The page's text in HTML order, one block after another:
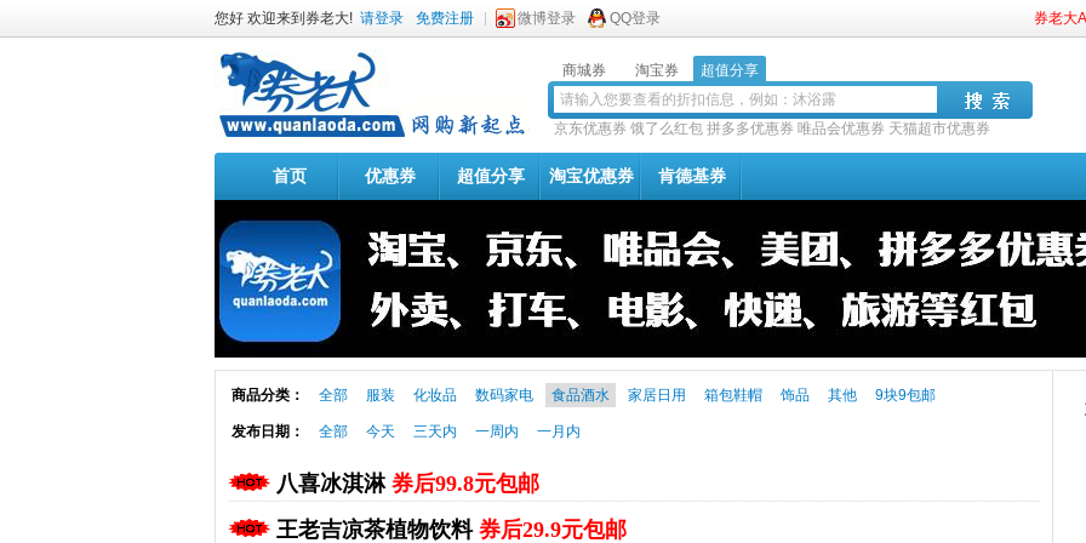
您好 欢迎来到券老大! 请登录 免费注册 微博登录 QQ登录 券老大
商城券 淘宝券 超值分享
京东优惠券 饿了么红包 拼多多优惠券 唯品会优惠券 天猫超市优惠券
首页 优惠券 超值分享 淘宝优惠券 肯德基券
商品分类： 全部 服装 化妆品 数码家电 食品酒水 家居日用 箱包鞋帽 饰品 其他 9块9包邮
发布日期： 全部 今天 三天内 一周内 一月内
八喜冰淇淋 券后99.8元包邮
王老吉凉茶植物饮料 券后29.9元包邮